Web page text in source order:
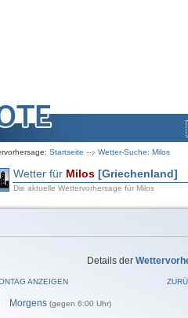
Startseite Wetter-Suche: Milos
Wetter für Milos [Griechenland]
Die aktuelle Wettervorhersage für Milos
Details der
ANZEIGEN
Morgens (gegen 6:00 Uhr)